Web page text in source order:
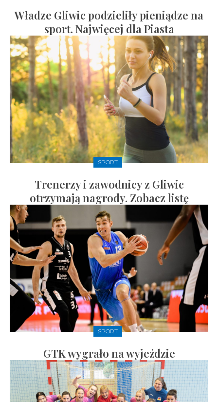
Władze Gliwic podzieliły pieniądze na
sport. Najwięcej dla Piasta
SPORT
Trenerzy i zawodnicy z Gliwic
otrzymają nagrody. Zobacz listę
SPORT
GTK wygrało na wyjeździe